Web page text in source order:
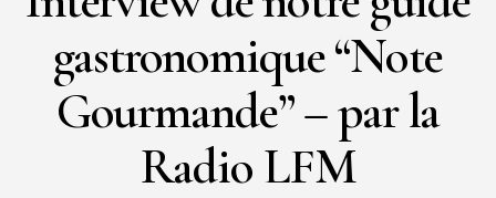
gastronomique “Note
Gourmande” – par la
Radio LFM